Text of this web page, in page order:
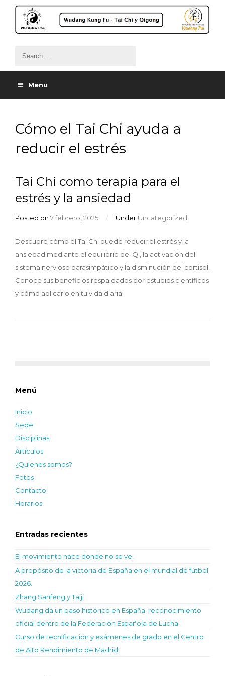
Menu
Cómo el Tai Chi ayuda a
reducir el estrés
Tai Chi como terapia para el
estrés y la ansiedad
Posted on 7 febrero, 2025 / Under Uncategorized
Descubre cómo el Tai Chi puede reducir el estrés y la
ansiedad mediante el equilibrio del Qi, la activación del
sistema nervioso parasimpático y la disminución del cortisol.
Conoce sus beneficios respaldados por estudios científicos
y cómo aplicarlo en tu vida diaria.
Menú
Inicio
Sede
Disciplinas
Artículos
¿Quienes somos?
Fotos
Contacto
Horarios
Entradas recientes
El movimiento nace donde no se ve.
A propósito de la victoria de España en el mundial de fútbol
2026.
Zhang Sanfeng y Taiji
Wudang da un paso histórico en España: reconocimiento
oficial dentro de la Federación Española de Lucha.
Curso de tecnificación y exámenes de grado en el Centro
de Alto Rendimiento de Madrid.